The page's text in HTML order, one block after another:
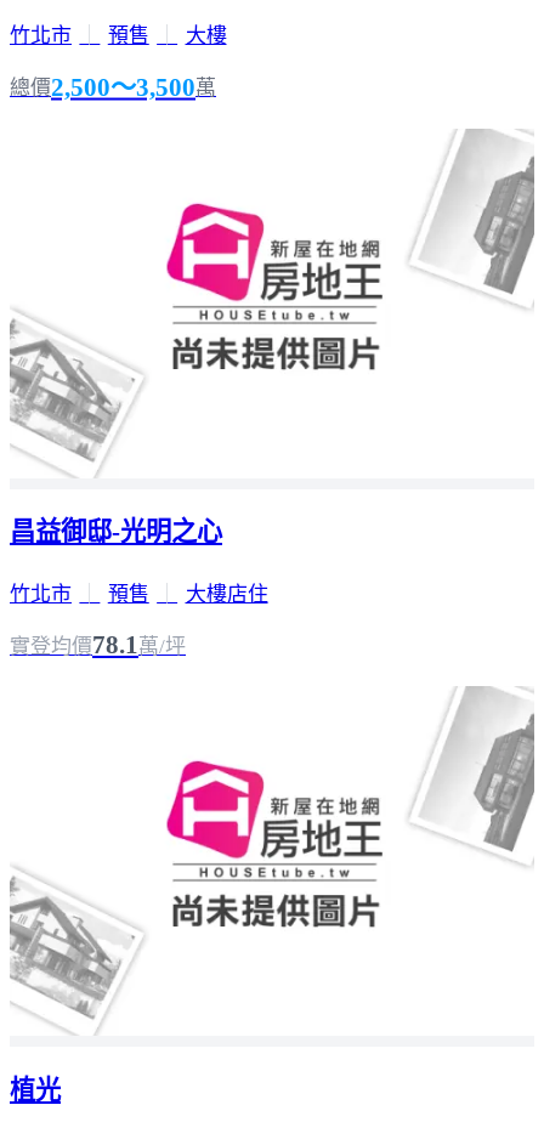
竹北市 預售 大樓
總價2,500～3,500萬
昌益御邸-光明之心
竹北市 預售 大樓店住
實登均價78.1萬/坪
植光